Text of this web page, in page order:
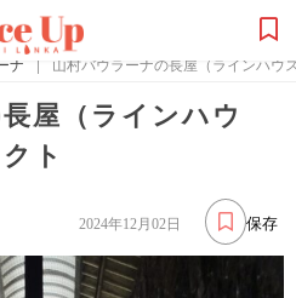
ナ | 山村バウラーナの長屋（ラインハウ
屋（ラインハウ
ト
保存
2024年12月02日